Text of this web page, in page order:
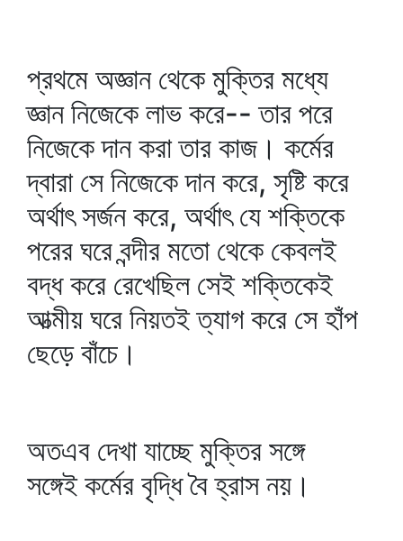
প্রথমে অজ্ঞান থেকে মুক্তির মধ্যে
জ্ঞান নিজেকে লাভ করে-- তার পরে
নিজেকে দান করা তার কাজ। কর্মের
দ্বারা সে নিজেকে দান করে, সৃষ্টি করে
অর্থাৎ সর্জন করে, অর্থাৎ যে শক্তিকে
পরের ঘরে বন্দীর মতো থেকে কেবলই
বদ্ধ করে রেখেছিল সেই শক্তিকেই
আত্মীয় ঘরে নিয়তই ত্যাগ করে সে হাঁপ
ছেড়ে বাঁচে।
অতএব দেখা যাচ্ছে মুক্তির সঙ্গে
সঙ্গেই কর্মের বৃদ্ধি বৈ হ্রাস নয়।